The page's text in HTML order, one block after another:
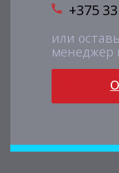
+375
или
менеджер